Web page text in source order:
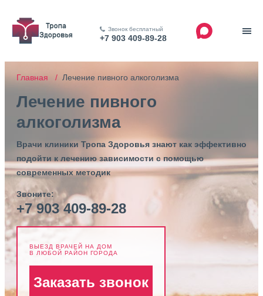
Звонок бесплатный
+7 903 409-89-28
Главная / Лечение пивного алкоголизма
Лечение пивного
алкоголизма
Врачи клиники Тропа Здоровья знают как эффективно
подойти к лечению зависимости с помощью
современных методик
Звоните:
+7 903 409-89-28
ВЫЕЗД ВРАЧЕЙ НА ДОМ
В ЛЮБОЙ РАЙОН ГОРОДА
Заказать звонок